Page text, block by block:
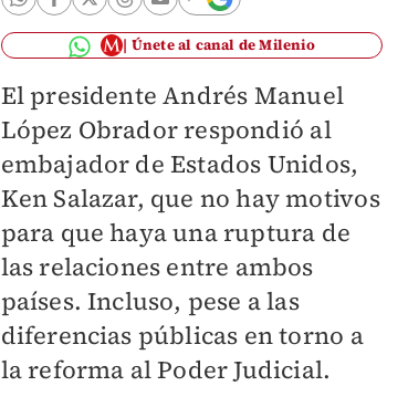
Únete al canal de Milenio
El presidente Andrés Manuel
López Obrador respondió al
embajador de Estados Unidos,
Ken Salazar, que no hay motivos
para que haya una ruptura de
las relaciones entre ambos
países. Incluso, pese a las
diferencias públicas en torno a
la reforma al Poder Judicial.